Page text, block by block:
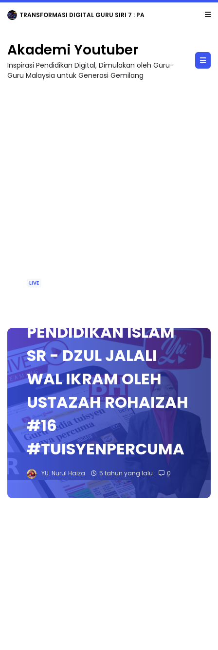
TRANSFORMASI DIGITAL GURU SIRI 7 : PAHLAWAN DIGITAL PENYELAMAT DUNIA
Akademi Youtuber
Inspirasi Pendidikan Digital, Dimulakan oleh Guru-
Guru Malaysia untuk Generasi Gemilang
LIVE
PENDIDIKAN ISLAM
SR - DZUL JALALI
WAL IKRAM OLEH
USTAZAH ROHAIZAH
#16
#TUISYENPERCUMA
YU. Nurul Haiza 5 tahun yang lalu 0